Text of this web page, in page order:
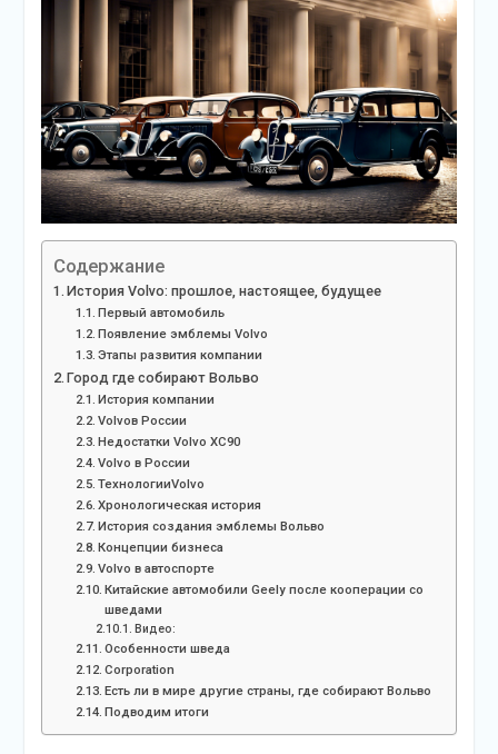
Содержание
История Volvo: прошлое, настоящее, будущее
Первый автомобиль
Появление эмблемы Volvo
Этапы развития компании
Город где собирают Вольво
История компании
Volvoв России
Недостатки Volvo XC90
Volvo в России
ТехнологииVolvo
Хронологическая история
История создания эмблемы Вольво
Концепции бизнеса
Volvo в автоспорте
Китайские автомобили Geely после кооперации со
шведами
Видео:
Особенности шведа
Corporation
Есть ли в мире другие страны, где собирают Вольво
Подводим итоги